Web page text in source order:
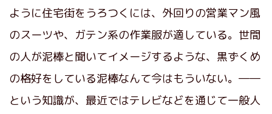
ように住宅街をうろつくには、外回りの営業マン風
のスーツや、ガテン系の作業服が適している。世間
の人が泥棒と聞いてイメージするような、黒ずくめ
の格好をしている泥棒なんて今はもういない。――
という知識が、最近ではテレビなどを通じて一般人